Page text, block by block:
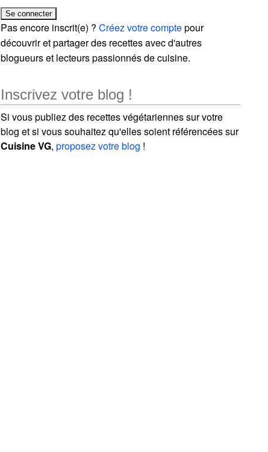
Pas encore inscrit(e) ?Créez votre comptepour
découvrir et partager des recettes avec d'autres
blogueurs et lecteurs passionnés de cuisine.
Inscrivez votre blog !
Si vous publiez des recettes végétariennes sur votre
blog et si vous souhaitez qu'elles soient référencées sur
Cuisine VG,proposez votre blog !